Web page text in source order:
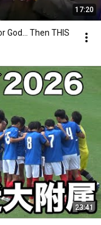
17:20
God... Then THIS
23:41